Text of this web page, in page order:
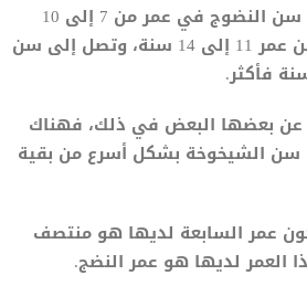
فالقطط مثلا تصل إلى سن النضوج في عمر من 7 إلى 10
سنوات، وتصبح كبيرة من عمر 11 إلى 14 سنة، وتصل إلى سن
عن بعضها البعض في ذلك، فهناك
سن الشيخوخة بشكل أسرع من بقية
عمر السابعة لديها هو منتصف
العمر لديها هو عمر النضج.